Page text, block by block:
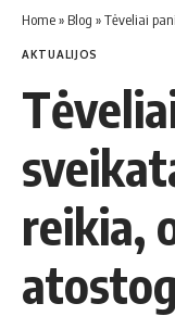
Home» Blog »Tė­ve­liai
AKTUALIJOS
reikia,